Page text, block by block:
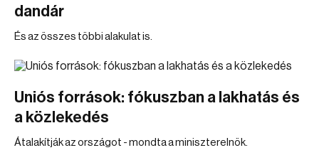
dandár
És az összes többi alakulat is.
Uniós források: fókuszban a lakhatás és
a közlekedés
Átalakítják az országot - mondta a miniszterelnök.